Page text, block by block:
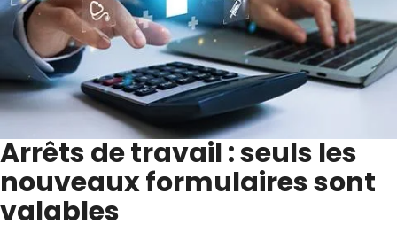
Arrêts de travail : seuls les
nouveaux formulaires sont
valables